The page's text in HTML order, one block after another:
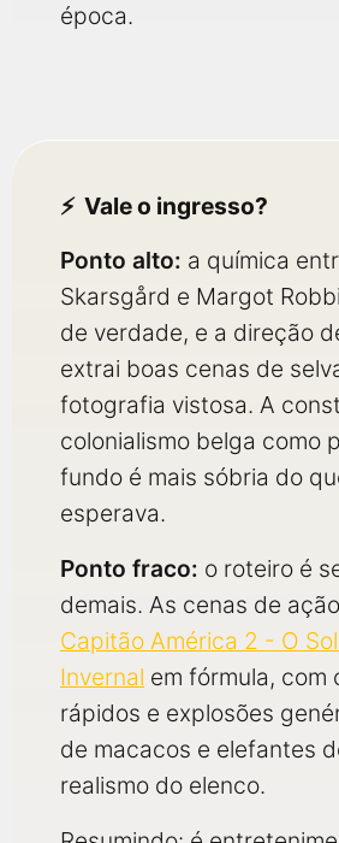
época.
Vale o ingresso?
Ponto alto: a química
Skarsgård e Margot
de verdade, e a direção
extrai boas cenas de
fotografia vistosa. A
colonialismo belga como
fundo é mais sóbria do
esperava.
Ponto fraco: o roteiro é
demais. As cenas de
Capitão América 2 - O
Invernal em fórmula, com
rápidos e explosões
de macacos e elefantes
realismo do elenco.